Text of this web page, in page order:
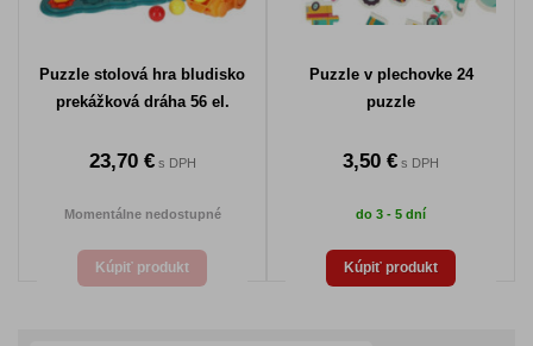
Puzzle stolová hra bludisko
prekážková dráha 56 el.
23,70 €s DPH
Momentálne nedostupné
Kúpiť produkt
Puzzle v plechovke 24
puzzle
3,50 € s DPH
do 3 - 5 dní
Kúpiť produkt